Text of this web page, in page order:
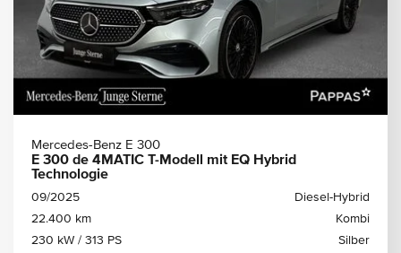
Mercedes-Benz E 300
E 300 de 4MATIC T-Modell mit EQ Hybrid
Technologie
09/2025
Diesel-Hybrid
22.400 km
Kombi
230 kW / 313 PS
Silber